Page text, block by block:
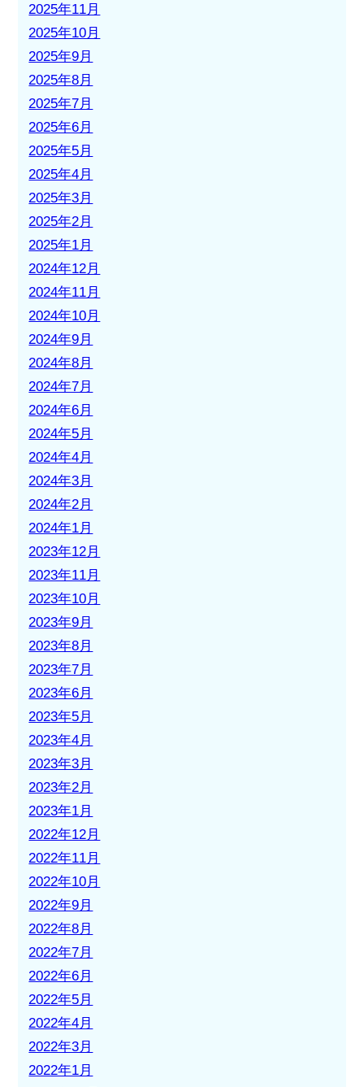
2025年11月
2025年10月
2025年9月
2025年8月
2025年7月
2025年6月
2025年5月
2025年4月
2025年3月
2025年2月
2025年1月
2024年12月
2024年11月
2024年10月
2024年9月
2024年8月
2024年7月
2024年6月
2024年5月
2024年4月
2024年3月
2024年2月
2024年1月
2023年12月
2023年11月
2023年10月
2023年9月
2023年8月
2023年7月
2023年6月
2023年5月
2023年4月
2023年3月
2023年2月
2023年1月
2022年12月
2022年11月
2022年10月
2022年9月
2022年8月
2022年7月
2022年6月
2022年5月
2022年4月
2022年3月
2022年1月